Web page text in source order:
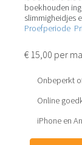
boekhouden
slimmigheidjes
Proefperiode
€ 15,00 per
Onbeperkt
Online
iPhone en